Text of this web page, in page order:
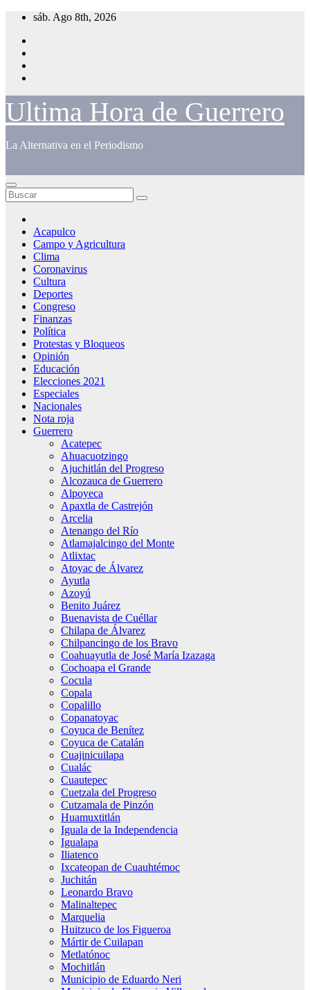
Saltar
contenido
sáb. Ago 8th, 2026
Ultima Hora de Guerrero
La Alternativa en el Periodismo
Acapulco
Campo y Agricultura
Clima
Coronavirus
Cultura
Deportes
Congreso
Finanzas
Política
Protestas y Bloqueos
Opinión
Educación
Elecciones 2021
Especiales
Nacionales
Nota roja
Guerrero
Acatepec
Ahuacuotzingo
Ajuchitlán del Progreso
Alcozauca de Guerrero
Alpoyeca
Apaxtla de Castrejón
Arcelia
Atenango del Río
Atlamajalcingo del Monte
Atlixtac
Atoyac de Álvarez
Ayutla
Azoyú
Benito Juárez
Buenavista de Cuéllar
Chilapa de Álvarez
Chilpancingo de los Bravo
Coahuayutla de José María Izazaga
Cochoapa el Grande
Cocula
Copala
Copalillo
Copanatoyac
Coyuca de Benítez
Coyuca de Catalán
Cuajinicuilapa
Cualác
Cuautepec
Cuetzala del Progreso
Cutzamala de Pinzón
Huamuxtitlán
Iguala de la Independencia
Igualapa
Iliatenco
Ixcateopan de Cuauhtémoc
Juchitán
Leonardo Bravo
Malinaltepec
Marquelia
Huitzuco de los Figueroa
Mártir de Cuilapan
Metlatónoc
Mochitlán
Municipio de Eduardo Neri